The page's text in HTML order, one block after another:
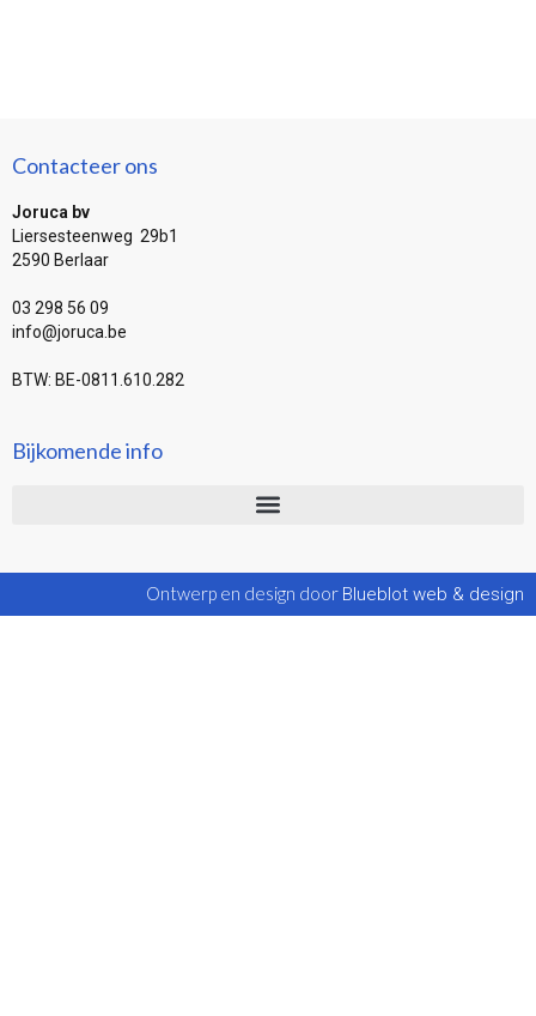
Contacteer ons
Joruca bv
Liersesteenweg 29b1
2590 Berlaar
03 298 56 09
info@joruca.be
BTW: BE-0811.610.282
Bijkomende info
Ontwerp en design door Blueblot web & design